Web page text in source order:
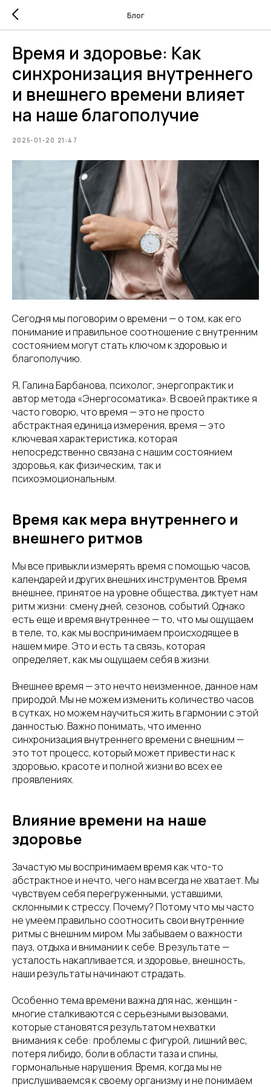
Блог
Время и здоровье: Как
синхронизация внутреннего
и внешнего времени влияет
на наше благополучие
2025-01-20 21:47
Сегодня мы поговорим о времени — о том, как его
понимание и правильное соотношение с внутренним
состоянием могут стать ключом к здоровью и
благополучию.
Я, Галина Барбанова, психолог, энергопрактик и
автор метода «Энергосоматика». В своей практике я
часто говорю, что время — это не просто
абстрактная единица измерения, время — это
ключевая характеристика, которая
непосредственно связана с нашим состоянием
здоровья, как физическим, так и
психоэмоциональным.
Время как мера внутреннего и
внешнего ритмов
Мы все привыкли измерять время с помощью часов,
календарей и других внешних инструментов. Время
внешнее, принятое на уровне общества, диктует нам
ритм жизни: смену дней, сезонов, событий. Однако
есть еще и время внутреннее — то, что мы ощущаем
в теле, то, как мы воспринимаем происходящее в
нашем мире. Это и есть та связь, которая
определяет, как мы ощущаем себя в жизни.
Внешнее время — это нечто неизменное, данное нам
природой. Мы не можем изменить количество часов
в сутках, но можем научиться жить в гармонии с этой
данностью. Важно понимать, что именно
синхронизация внутреннего времени с внешним —
это тот процесс, который может привести нас к
здоровью, красоте и полной жизни во всех ее
проявлениях.
Влияние времени на наше
здоровье
Зачастую мы воспринимаем время как что-то
абстрактное и нечто, чего нам всегда не хватает. Мы
чувствуем себя перегруженными, уставшими,
склонными к стрессу. Почему? Потому что мы часто
не умеем правильно соотносить свои внутренние
ритмы с внешним миром. Мы забываем о важности
пауз, отдыха и внимании к себе. В результате —
усталость накапливается, и здоровье, внешность,
наши результаты начинают страдать.
Особенно тема времени важна для нас, женщин -
многие сталкиваются с серьезными вызовами,
которые становятся результатом нехватки
внимания к себе: проблемы с фигурой, лишний вес,
потеря либидо, боли в области таза и спины,
гормональные нарушения. Время, когда мы не
прислушиваемся к своему организму и не понимаем